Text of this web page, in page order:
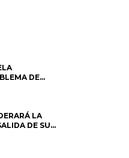
DE
DE
UN
LA
DE SU
CON